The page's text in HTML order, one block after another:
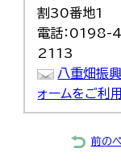
割30番地1
電話：0198-
2113
八重畑振
ォームをご利
前の